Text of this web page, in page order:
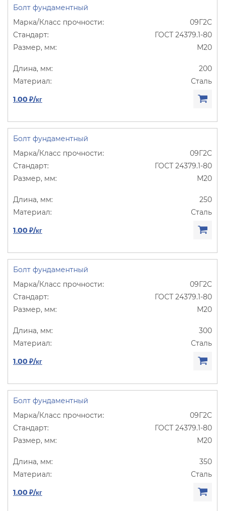
Болт фундаментный
09Г2С
ГОСТ 24379.1-80
М20
200
Сталь
1.00 ₽/кг
Болт фундаментный
09Г2С
ГОСТ 24379.1-80
М20
250
Сталь
1.00 ₽/кг
Болт фундаментный
09Г2С
ГОСТ 24379.1-80
М20
300
Сталь
1.00 ₽/кг
Болт фундаментный
09Г2С
ГОСТ 24379.1-80
М20
350
Сталь
1.00 ₽/кг